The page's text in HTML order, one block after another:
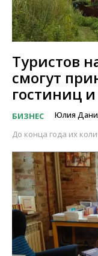
Туристов
смогут
гостиниц
БИЗНЕС Юлия
До конца года их